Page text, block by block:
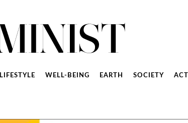
LIFESTYLE WELL-BEING EARTH SOCIETY